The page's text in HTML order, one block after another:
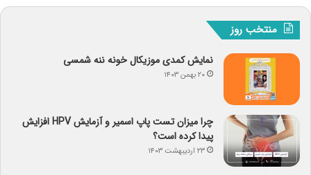
منتخب روز
نمایش کمدی موزیکال خونه ننه شمسی
۲۰ بهمن ۱۴۰۳
چرا میزان تست پاپ اسمیر و آزمایش HPV افزایش
پیدا کرده است؟
۲۳ اردیبهشت ۱۴۰۳